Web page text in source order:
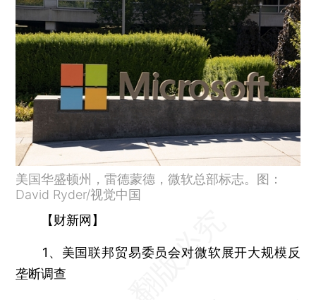
美国华盛顿州，雷德蒙德，微软总部标志。图：
David Ryder/视觉中国
【财新网】
1、美国联邦贸易委员会对微软展开大规模反
垄断调查